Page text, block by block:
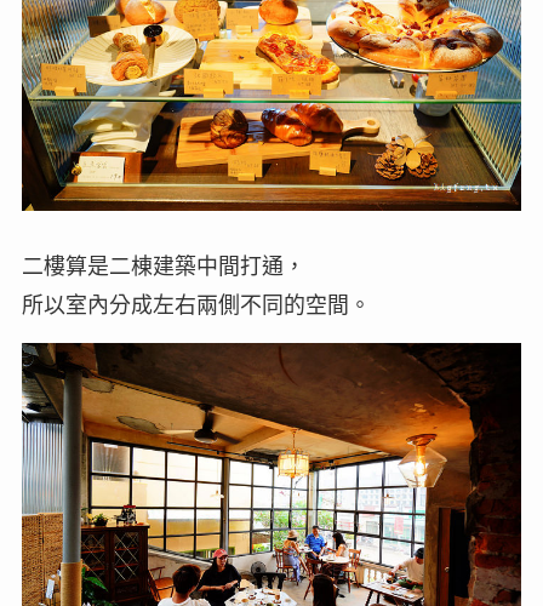
二樓算是二棟建築中間打通，
所以室內分成左右兩側不同的空間。